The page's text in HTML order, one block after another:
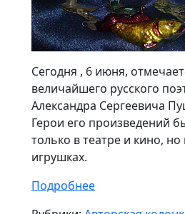
Сегодня , 6 июня,
величайшего русского
Александра Сергеевича
Герои его произведений
только в театре и кино,
игрушках.
Подробнее